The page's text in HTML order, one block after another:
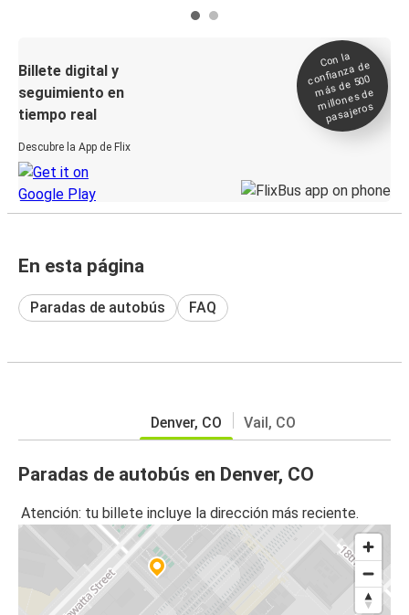
Billete digital y
seguimiento en
tiempo real
Descubre la App de Flix
Con la
confianza de
más de 500
millones de
pasajeros
En esta página
Paradas de autobús FAQ
Denver, CO Vail, CO
Paradas de autobús en Denver, CO
Atención: tu billete incluye la dirección más reciente.